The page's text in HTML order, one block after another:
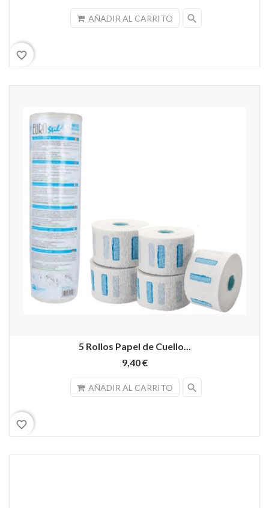
AÑADIR AL CARRITO search
favorite_border
5 Rollos Papel de Cuello...
9,40 €
AÑADIR AL CARRITO search
favorite_border